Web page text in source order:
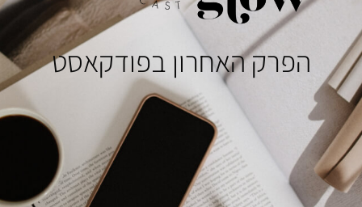
הפרק האחרון בפודקאסט